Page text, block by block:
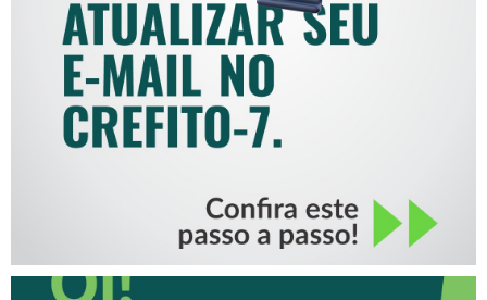
COMO ATUALIZAR SEU E-
MAIL NO CREFITO-7